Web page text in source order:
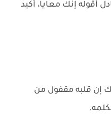
إنك معايا، أكيد
إن قلبه مقفول من